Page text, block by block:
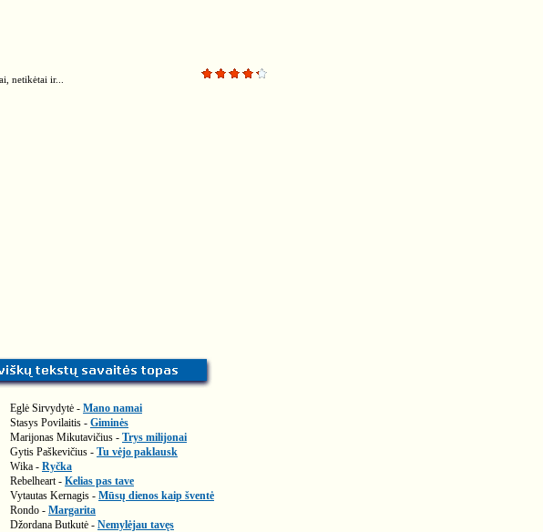
netikėtai ir...
Eglė Sirvydytė - Mano namai
Stasys Povilaitis - Giminės
Marijonas Mikutavičius - Trys milijonai
Gytis Paškevičius - Tu vėjo paklausk
Wika - Ryčka
Rebelheart - Kelias pas tave
Vytautas Kernagis - Mūsų dienos kaip šventė
Rondo - Margarita
Džordana Butkutė - Nemylėjau tavęs